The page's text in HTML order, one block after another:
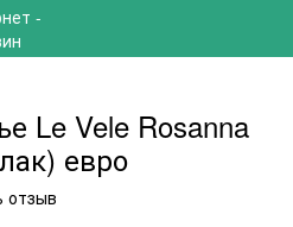
Le Vele Rosanna
евро
отзыв